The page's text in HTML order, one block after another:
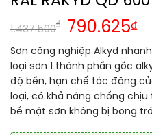
1.437.500
₫ 790.625₫
Sơn công nghiệp Alkyd nhanh
loại sơn 1 thành phần gốc
độ bền, hạn chế tác động
loại, có khả năng chống
bề mặt sơn không bị bong